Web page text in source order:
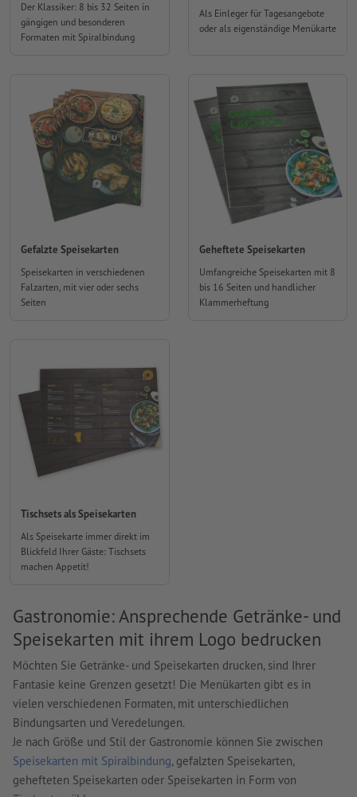
Der Klassiker: 8 bis 32 Seiten in
gängigen und besonderen
Formaten mit Spiralbindung
Als Einleger für Tagesangebote
oder als eigenständige Menükarte
Gefalzte Speisekarten
Speisekarten in verschiedenen
Falzarten, mit vier oder sechs
Seiten
Geheftete Speisekarten
Umfangreiche Speisekarten mit 8
bis 16 Seiten und handlicher
Klammerheftung
Tischsets als Speisekarten
Als Speisekarte immer direkt im
Blickfeld Ihrer Gäste: Tischsets
machen Appetit!
Gastronomie: Ansprechende Getränke- und
Speisekarten mit ihrem Logo bedrucken
Möchten Sie Getränke- und Speisekarten drucken, sind Ihrer
Fantasie keine Grenzen gesetzt! Die Menükarten gibt es in
vielen verschiedenen Formaten, mit unterschiedlichen
Bindungsarten und Veredelungen.
Je nach Größe und Stil der Gastronomie können Sie zwischen
Speisekarten mit Spiralbindung, gefalzten Speisekarten,
gehefteten Speisekarten oder Speisekarten in Form von